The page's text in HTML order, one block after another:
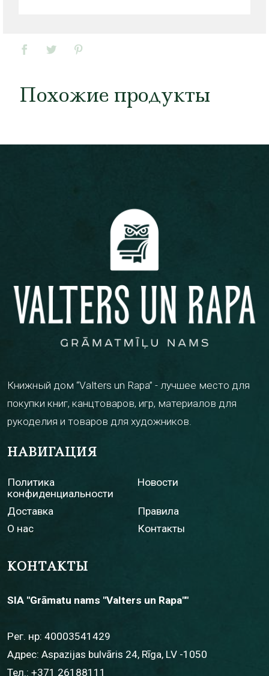
Похожие продукты
Книжный дом “Valters un Rapa” - лучшее место для
покупки книг, канцтоваров, игр, материалов для
рукоделия и товаров для художников.
НАВИГАЦИЯ
Политика
конфиденциальности
Новости
Доставка
Правила
О нас
Контакты
КОНТАКТЫ
SIA "Grāmatu nams "Valters un Rapa""
Рег. нр: 40003541429
Адрес: Aspazijas bulvāris 24, Rīga, LV -1050
Тел.: +371 26188111